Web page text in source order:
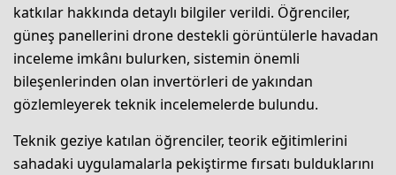
katkılar hakkında detaylı bilgiler verildi. Öğrenciler,
güneş panellerini drone destekli görüntülerle havadan
inceleme imkânı bulurken, sistemin önemli
bileşenlerinden olan invertörleri de yakından
gözlemleyerek teknik incelemelerde bulundu.
Teknik geziye katılan öğrenciler, teorik eğitimlerini
sahadaki uygulamalarla pekiştirme fırsatı bulduklarını